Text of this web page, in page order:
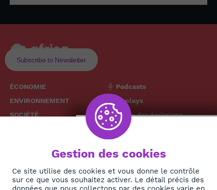
Subscribe to Newsletter
ÉCONOMIE
ENVIRONNEMENT
SOCIÉTÉ
DIASPORA
REJOIGNEZ-NOUS
Podcasts
Replays
Grille des émissions
The African
News Hub
Gestion des cookies
Ce site utilise des cookies et vous donne le contrôle
sur ce que vous souhaitez activer. Le détail précis des